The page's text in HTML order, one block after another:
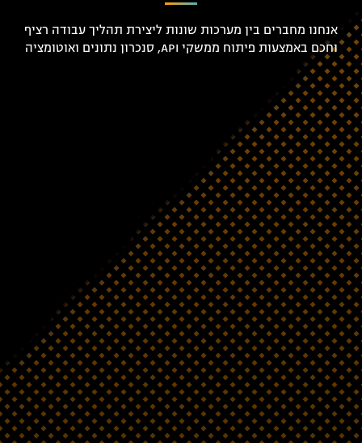
אנחנו מחברים בין מערכות שונות ליצירת תהליך עבודה רציף
וחכם באמצעות פיתוח ממשקי API, סנכרון נתונים ואוטומציה